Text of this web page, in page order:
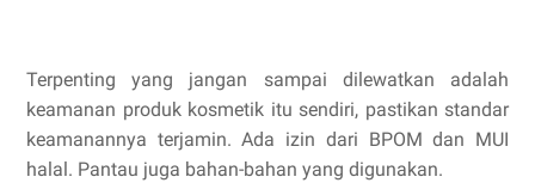
Terpenting yang jangan sampai dilewatkan adalah
keamanan produk kosmetik itu sendiri, pastikan standar
keamanannya terjamin. Ada izin dari BPOM dan MUI
halal. Pantau juga bahan-bahan yang digunakan.